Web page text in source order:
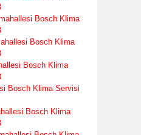
Bosch Klima
Bosch Klima
Bosch Klima
Bosch Klima Servisi
Bosch Klima